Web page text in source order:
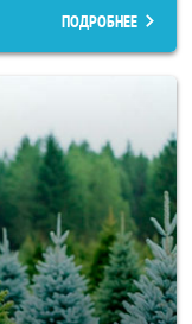
ПОДРОБНЕЕ